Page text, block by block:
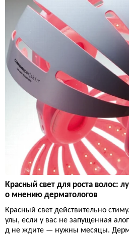
Красный свет для роста волос:
о мнению дерматологов
Красный свет действительно
улы, если у вас не запущенная
д не ждите — нужны месяцы.